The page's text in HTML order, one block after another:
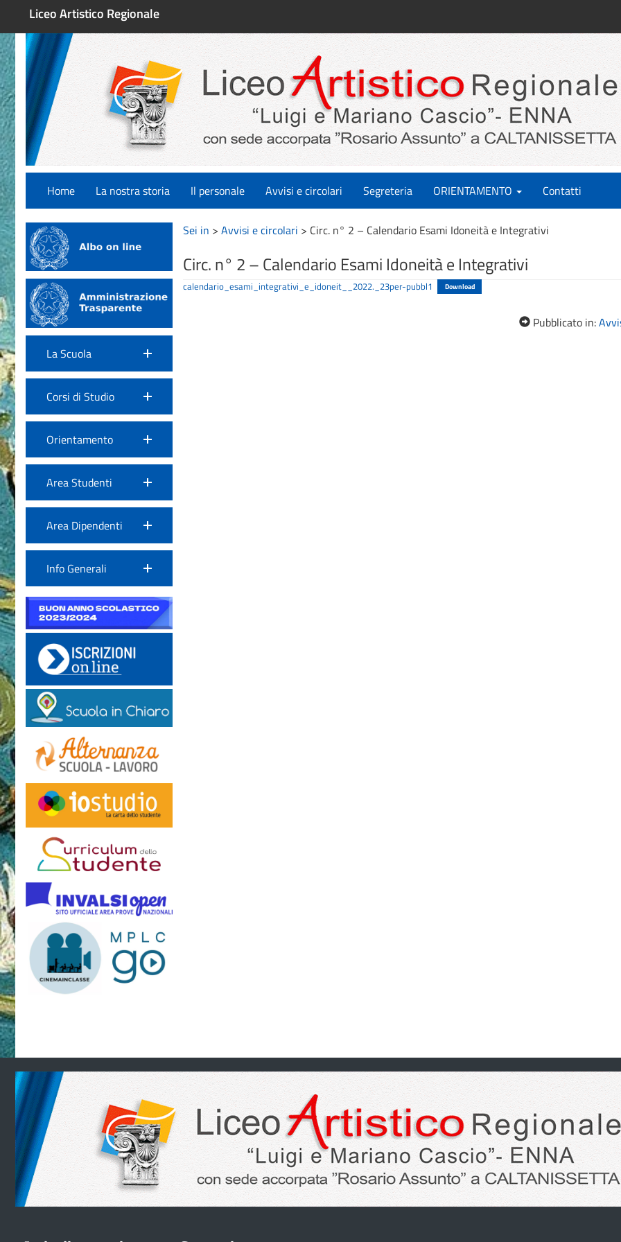
Liceo Artistico Regionale
Home La nostra storia Il personale Avvisi e circolari Segreteria ORIENTAMENTO Contatti
La Scuola
Corsi di Studio
Orientamento
Area Studenti
Area Dipendenti
Info Generali
Sei in > Avvisi e circolari > Circ. n° 2 – Calendario Esami Idoneità e Integrativi
Circ. n° 2 – Calendario Esami Idoneità e Integrativi
calendario_esami_integrativi_e_idoneit__2022._23per-pubbl1 Download
Pubblicato in: